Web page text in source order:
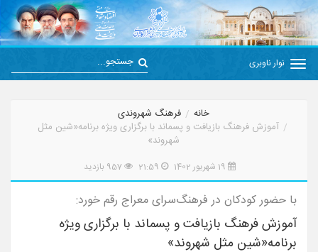
نوار ناوبری
خانه
فرهنگ شهروندی
آموزش فرهنگ بازیافت و پسماند با برگزاری ویژه برنامه«شین مثل
شهروند»
با حضور کودکان در فرهنگ‌سرای معراج رقم خورد:
آموزش فرهنگ بازیافت و پسماند با برگزاری ویژه
برنامه«شین مثل شهروند»